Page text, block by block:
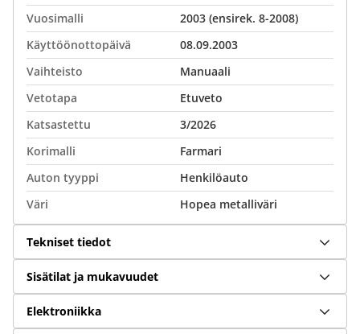
Vuosimalli
2003 (ensirek. 8-2008)
Käyttöönottopäivä
08.09.2003
Vaihteisto
Manuaali
Vetotapa
Etuveto
Katsastettu
3/2026
Korimalli
Farmari
Auton tyyppi
Henkilöauto
Väri
Hopea metalliväri
Tekniset tiedot
Sisätilat ja mukavuudet
Elektroniikka